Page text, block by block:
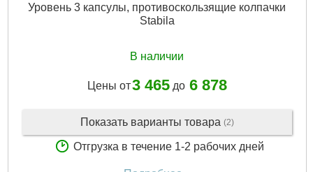
Уровень 3 капсулы, противоскользящие колпачки
Stabila
В наличии
Цены от3 465до 6 878
Показать варианты товара (2)
Отгрузка в течение 1-2 рабочих дней